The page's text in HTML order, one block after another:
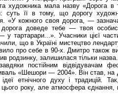
художника мала назву «Дорога в
суть її в тому, що дорогу
«У кожного своя дорога, —
доведе тебе — твоя
у тартарари...». Учасники цієї
що в Україні мистецтво
про себе в 90-х. Дмитро також
родзинку, залишилася тільки
постійним відвідувачам
«Шешори — 2004». Він став, на
ідеї етнічного духу і традицій.
року, але атмосфера єднання,